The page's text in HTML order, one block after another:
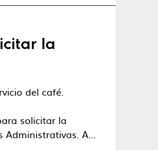
la
del café.
solicitar la
Administrativas. A...